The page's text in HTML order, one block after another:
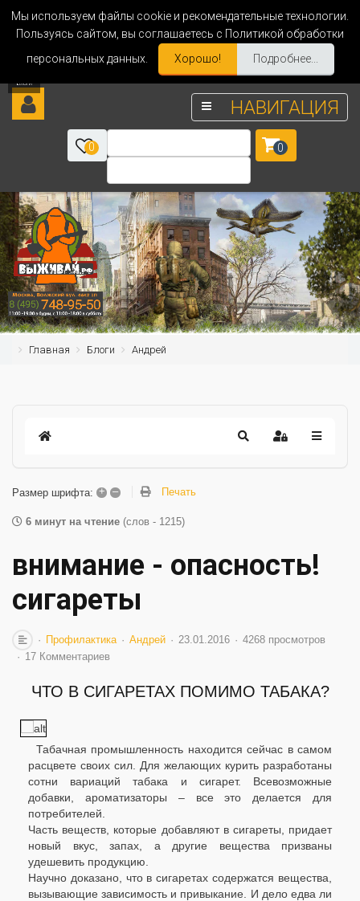
Мы используем файлы cookie и рекомендательные технологии.
Пользуясь сайтом, вы соглашаетесь с Политикой обработки
персональных данных.
Хорошо! Подробнее...
НАВИГАЦИЯ
0 0
Главная Блоги Андрей
Размер шрифта: + – Печать
6 минут на чтение (слов - 1215)
внимание - опасность!
сигареты
Профилактика Андрей 23.01.2016
4268 просмотров
17 Комментариев
ЧТО В СИГАРЕТАХ ПОМИМО ТАБАКА?
Табачная промышленность находится сейчас в самом
расцвете своих сил. Для желающих курить разработаны
сотни вариаций табака и сигарет. Всевозможные
добавки, ароматизаторы – все это делается для
потребителей.
Часть веществ, которые добавляют в сигареты, придает
новый вкус, запах, а другие вещества призваны
удешевить продукцию.
Научно доказано, что в сигаретах содержатся вещества,
вызывающие зависимость и привыкание. И дело едва ли